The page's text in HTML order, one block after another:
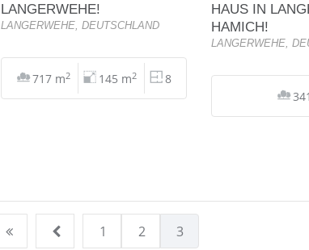
LANGERWEHE!
LANGERWEHE, DEUTSCHLAND
717 m2 145 m2 8
HAUS IN
HAMICH!
LANGERWEHE,
1 2 3